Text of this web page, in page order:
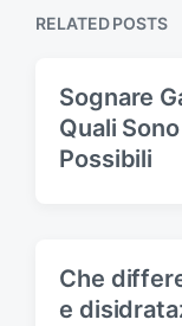
o
:
s
RELATED POSTS
Sognare
Quali
Possibili
Che
e